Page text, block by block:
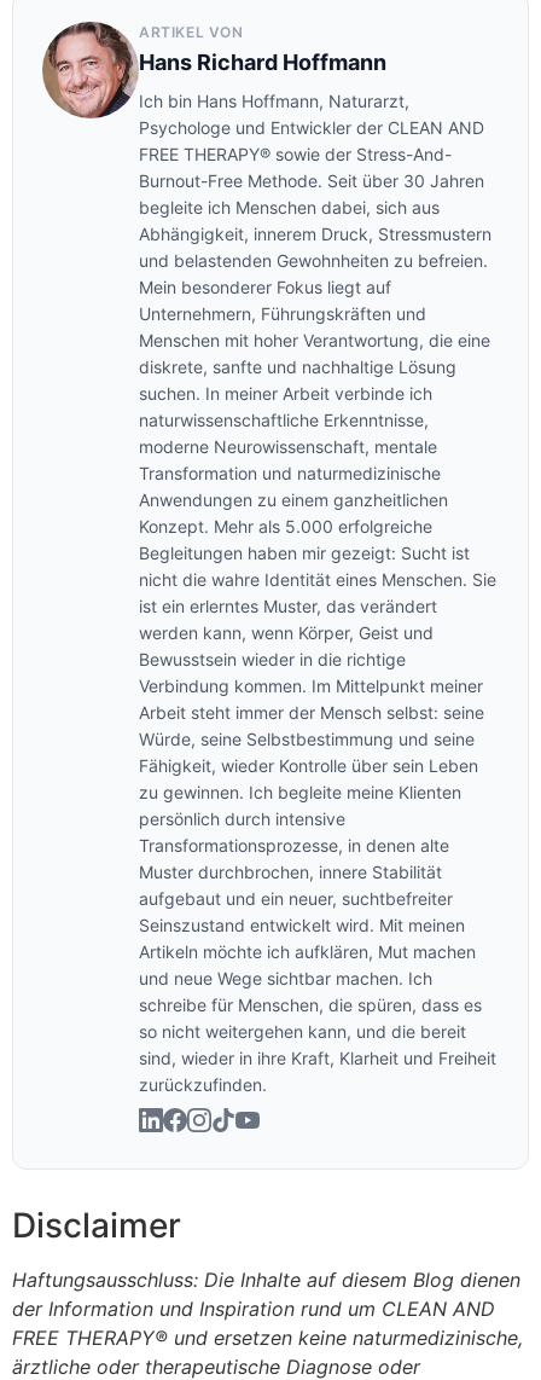
ARTIKEL VON
Hans Richard Hoffmann
Ich bin Hans Hoffmann, Naturarzt,
Psychologe und Entwickler der CLEAN AND
FREE THERAPY® sowie der Stress-And-
Burnout-Free Methode. Seit über 30 Jahren
begleite ich Menschen dabei, sich aus
Abhängigkeit, innerem Druck, Stressmustern
und belastenden Gewohnheiten zu befreien.
Mein besonderer Fokus liegt auf
Unternehmern, Führungskräften und
Menschen mit hoher Verantwortung, die eine
diskrete, sanfte und nachhaltige Lösung
suchen. In meiner Arbeit verbinde ich
naturwissenschaftliche Erkenntnisse,
moderne Neurowissenschaft, mentale
Transformation und naturmedizinische
Anwendungen zu einem ganzheitlichen
Konzept. Mehr als 5.000 erfolgreiche
Begleitungen haben mir gezeigt: Sucht ist
nicht die wahre Identität eines Menschen. Sie
ist ein erlerntes Muster, das verändert
werden kann, wenn Körper, Geist und
Bewusstsein wieder in die richtige
Verbindung kommen. Im Mittelpunkt meiner
Arbeit steht immer der Mensch selbst: seine
Würde, seine Selbstbestimmung und seine
Fähigkeit, wieder Kontrolle über sein Leben
zu gewinnen. Ich begleite meine Klienten
persönlich durch intensive
Transformationsprozesse, in denen alte
Muster durchbrochen, innere Stabilität
aufgebaut und ein neuer, suchtbefreiter
Seinszustand entwickelt wird. Mit meinen
Artikeln möchte ich aufklären, Mut machen
und neue Wege sichtbar machen. Ich
schreibe für Menschen, die spüren, dass es
so nicht weitergehen kann, und die bereit
sind, wieder in ihre Kraft, Klarheit und Freiheit
zurückzufinden.
Disclaimer
Haftungsausschluss: Die Inhalte auf diesem Blog dienen
der Information und Inspiration rund um CLEAN AND
FREE THERAPY® und ersetzen keine naturmedizinische,
ärztliche oder therapeutische Diagnose oder